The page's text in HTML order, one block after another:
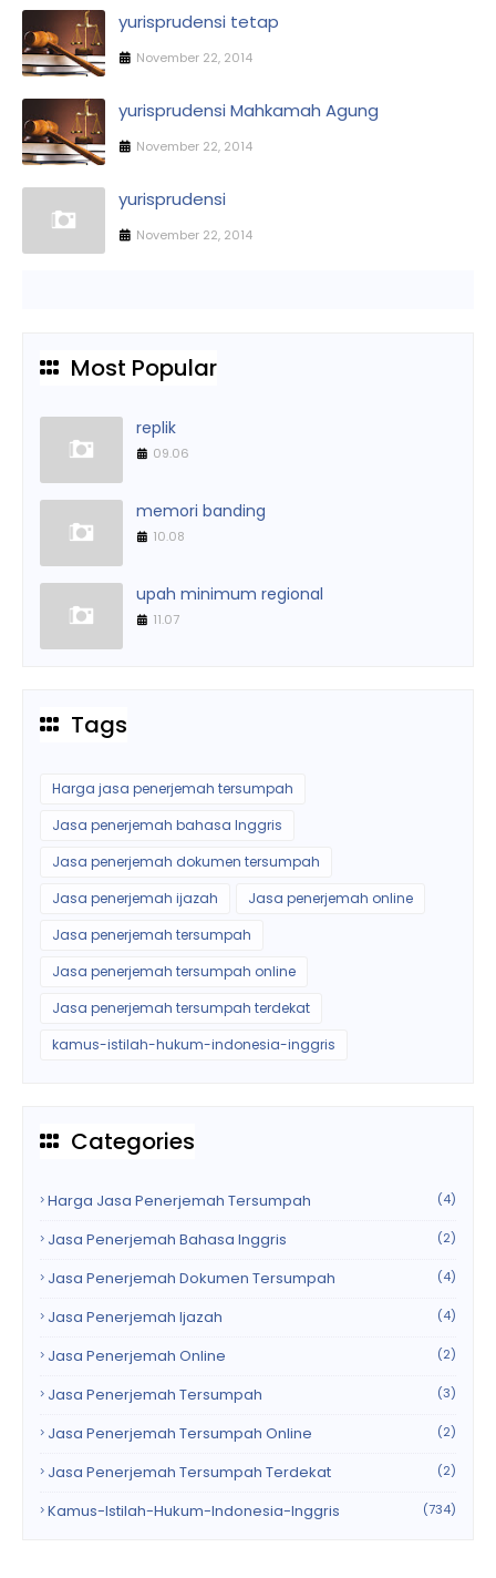
yurisprudensi tetap
November 22, 2014
yurisprudensi Mahkamah Agung
November 22, 2014
yurisprudensi
November 22, 2014
Most Popular
replik
09.06
memori banding
10.08
upah minimum regional
11.07
Tags
Harga jasa penerjemah tersumpah
Jasa penerjemah bahasa Inggris
Jasa penerjemah dokumen tersumpah
Jasa penerjemah ijazah
Jasa penerjemah online
Jasa penerjemah tersumpah
Jasa penerjemah tersumpah online
Jasa penerjemah tersumpah terdekat
kamus-istilah-hukum-indonesia-inggris
Categories
Harga Jasa Penerjemah Tersumpah (4)
Jasa Penerjemah Bahasa Inggris (2)
Jasa Penerjemah Dokumen Tersumpah (4)
Jasa Penerjemah Ijazah (4)
Jasa Penerjemah Online (2)
Jasa Penerjemah Tersumpah (3)
Jasa Penerjemah Tersumpah Online (2)
Jasa Penerjemah Tersumpah Terdekat (2)
Kamus-Istilah-Hukum-Indonesia-Inggris (734)